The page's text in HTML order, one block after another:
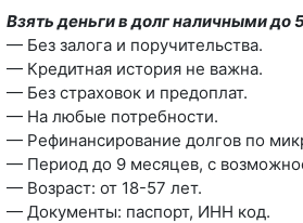
Взять деньги в долг наличными до
— Без залога и поручительства.
— Кредитная история не важна.
— Без страховок и предоплат.
— На любые потребности.
— Рефинансирование долгов по
— Период до 9 месяцев, с
— Возраст: от 18-57 лет.
— Документы: паспорт, ИНН код.